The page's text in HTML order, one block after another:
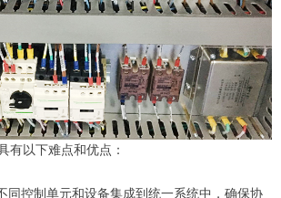
有以下难点和优点：
同控制单元和设备集成到统一系统中，确保协